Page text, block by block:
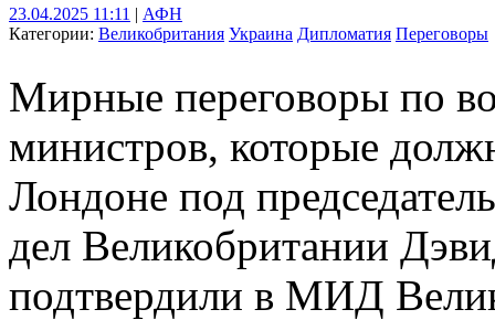
23.04.2025 11:11 | АФН
Категории: Великобритания Украина Дипломатия Переговоры
Мирные переговоры по
министров, которые
Лондоне под
дел Великобритании
подтвердили в МИД